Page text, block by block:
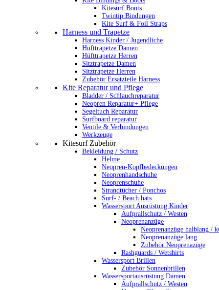
Kitesurf Boots
Twintip Bindungen
Kite Surf & Foil Straps
Harness und Trapetze
Harness Kinder / Jugendliche
Hüfttrapetze Damen
Hüfttrapetze Herren
Sitztrapetze Damen
Sitztrapetze Herren
Zubehör Ersatzteile Harness
Kite Reparatur und Pflege
Bladder / Schlauchreparatur
Neopren Reparatur+ Pflege
Segeltuch Reparatur
Surfboard reparatur
Ventile & Verbindungen
Werkzeuge
Kitesurf Zubehör
Bekleidung / Schutz
Helme
Neopren-Kopfbedeckungen
Neoprenhandschuhe
Neoprenschuhe
Strandtücher / Ponchos
Surf- / Beach hats
Wassersport Ausrüstung Kinder
Aufprallschutz / Westen
Neoprenanzüge
Neoprenanzüge halblang /
Neoprenanzüge lang
Zubehör Neoprenazüge
Rashguards / Wetshirts
Wassersport Brillen
Zubehör Sonnenbrillen
Wassersportausrüstung Damen
Aufprallschutz / Westen